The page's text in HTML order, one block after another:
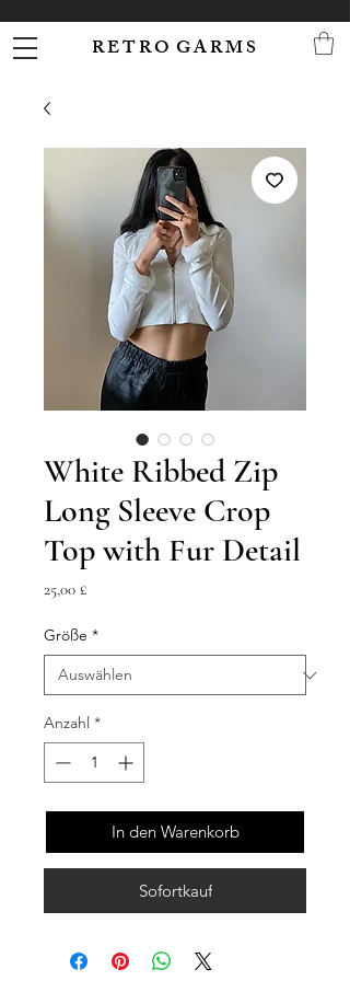
R E T R O G A R M S
White Ribbed Zip
Long Sleeve Crop
Top with Fur Detail
25,00 £Preis
Größe *
Anzahl *
In den Warenkorb
Sofortkauf